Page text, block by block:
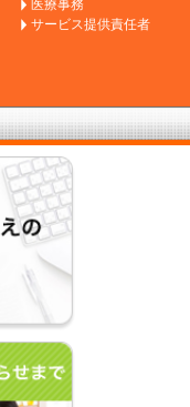
医療事務
サービス提供責任者